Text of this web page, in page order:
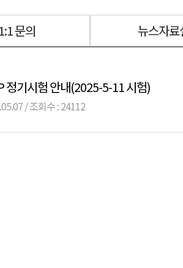
1:1 문의 뉴스자료
정기시험 안내(2025-5-11 시험)
/ 조회수 : 24112